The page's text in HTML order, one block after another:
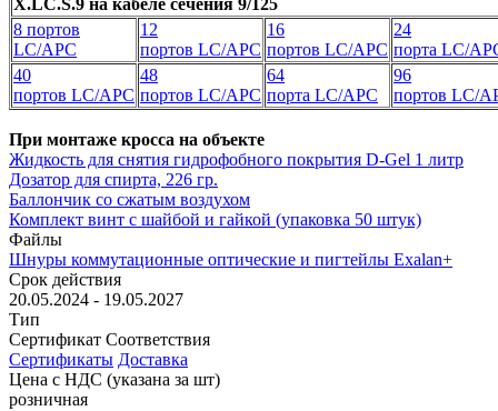
8 портов
LC/APC
12
портов LC/APC
16
портов LC/APC
24
порта LC/
40
портов LC/APC
48
портов LC/APC
64
порта LC/APC
96
портов LC/
При монтаже кросса на объекте
Жидкость для снятия гидрофобного покрытия D-Gel 1 литр
Дозатор для спирта, 226 гр.
Баллончик со сжатым воздухом
Комплект винт с шайбой и гайкой (упаковка 50 штук)
Файлы
Шнуры коммутационные оптические и пигтейлы Exalan+
Срок действия
20.05.2024 - 19.05.2027
Тип
Сертификат Соответствия
Сертификаты Доставка
Цена с НДС (указана за шт)
розничная